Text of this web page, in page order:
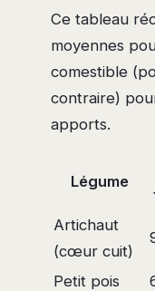
Ce tableau
moyennes
comestible
contraire)
apports.
Légume
Artichaut
(cœur cuit)
Petit pois